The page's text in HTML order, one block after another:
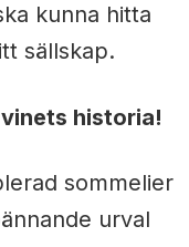
kunna hitta
sällskap.
historia!
sommelier
urval